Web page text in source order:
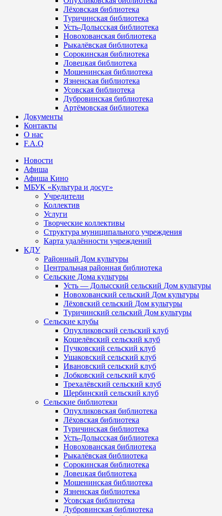
Лёховская библиотека
Туричинская библиотека
Усть-Долысская библиотека
Новохованская библиотека
Рыкалёвская библиотека
Сорокинская библиотека
Ловецкая библиотека
Мошенинская библиотека
Язненская библиотека
Усовская библиотека
Дубровинская библиотека
Артёмовская библиотека
Документы
Контакты
О нас
F.A.Q
Новости
Афиша
Афиша Кино
МБУК «Культура и досуг»
Учредители
Коллектив
Услуги
Творческие коллективы
Структура муниципального учреждения
Карта удалённости учреждений
КДУ
Районный Дом культуры
Центральная районная библиотека
Сельские Дома культуры
Усть — Долысский сельский Дом культуры
Новохованский сельский Дом культуры
Лёховский сельский Дом культуры
Туричинский сельский Дом культуры
Сельские клубы
Опухликовский сельский клуб
Кошелёвский сельский клуб
Пучковский сельский клуб
Ушаковский сельский клуб
Ивановский сельский клуб
Лобковский сельский клуб
Трехалёвский сельский клуб
Щербинский сельский клуб
Сельские библиотеки
Опухликовская библиотека
Лёховская библиотека
Туричинская библиотека
Усть-Долысская библиотека
Новохованская библиотека
Рыкалёвская библиотека
Сорокинская библиотека
Ловецкая библиотека
Мошенинская библиотека
Язненская библиотека
Усовская библиотека
Дубровинская библиотека